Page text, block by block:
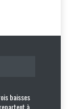
baisses